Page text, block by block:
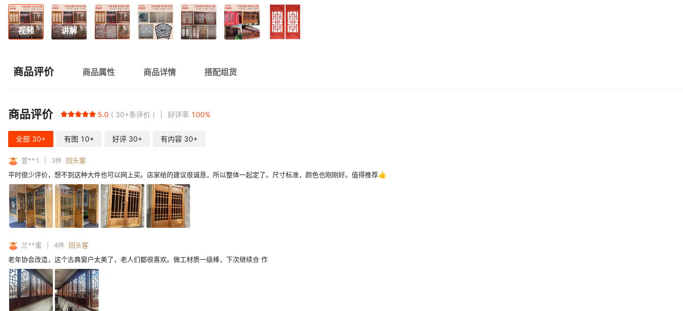
视频 讲解
商品评价 商品属性 商品详情 搭配组货
商品评价 5.0 30+条评价 好评率 100%
全部 30+ 有图 10+ 好评 30+ 有内容 30+
萱**1 3件 回头客
平时很少评价，想不到这种大件也可以网上买。店家给的建议很诚恳，所以整体一起定了。尺寸标准，颜色也刚刚好。值得推荐👍
兰**蜜 4件 回头客
老年协会改造，这个古典窗户太美了，老人们都很喜欢。做工材质一级棒，下次继续合 作